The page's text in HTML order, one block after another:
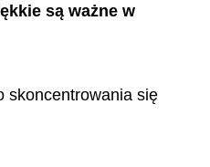
są ważne w
skoncentrowania się